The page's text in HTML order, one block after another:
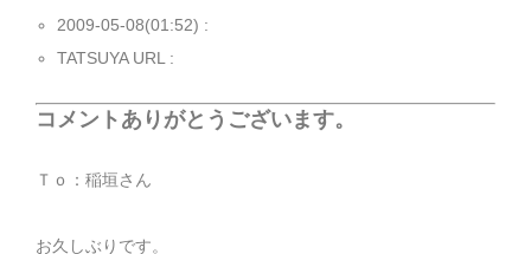
2009-05-08(01:52) :
TATSUYA URL :
コメントありがとうございます。
Ｔｏ：稲垣さん
お久しぶりです。